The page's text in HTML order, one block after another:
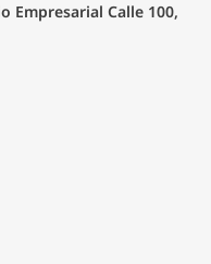
Empresarial Calle 100,